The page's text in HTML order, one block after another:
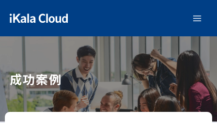
成功案例